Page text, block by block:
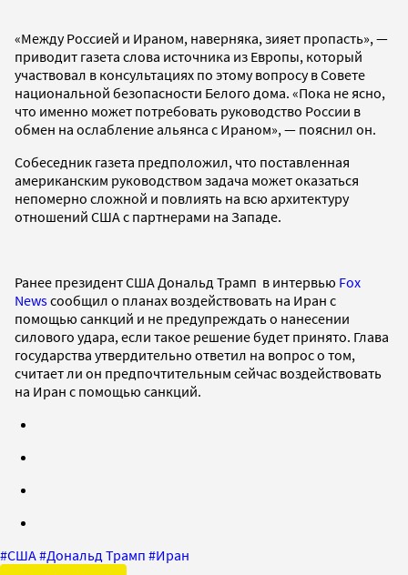
«Между Россией и Ираном, наверняка, зияет пропасть», —
приводит газета слова источника из Европы, который
участвовал в консультациях по этому вопросу в Совете
национальной безопасности Белого дома. «Пока не ясно,
что именно может потребовать руководство России в
обмен на ослабление альянса с Ираном», — пояснил он.
Собеседник газета предположил, что поставленная
американским руководством задача может оказаться
непомерно сложной и повлиять на всю архитектуру
отношений США с партнерами на Западе.
Ранее президент США Дональд Трамп в интервью Fox
Newsсообщил о планах воздействовать на Иран с
помощью санкций и не предупреждать о нанесении
силового удара, если такое решение будет принято. Глава
государства утвердительно ответил на вопрос о том,
считает ли он предпочтительным сейчас воздействовать
на Иран с помощью санкций.
#США#Дональд Трамп #Иран